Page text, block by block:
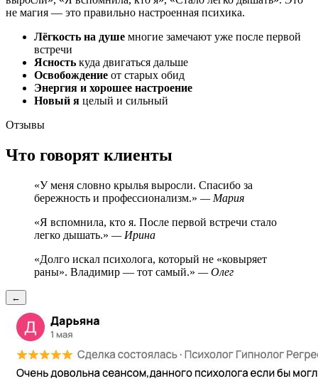
не магия — это правильно настроенная психика.
Лёгкость на душе многие замечают уже после первой
встречи
Ясность куда двигаться дальше
Освобождение от старых обид
Энергия и хорошее настроение
Новый я целый и сильный
Отзывы
Что говорят клиенты
«У меня словно крылья выросли. Спасибо за
бережность и профессионализм.» — Мария
«Я вспомнила, кто я. После первой встречи стало
легко дышать.» — Ирина
«Долго искал психолога, который не «ковыряет
раны». Владимир — тот самый.» — Олег
←